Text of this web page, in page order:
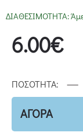
ΔΙΑΘΕΣΙΜΟΤΗΤΑ:
6.00€
ΠΟΣΟΤΗΤΑ:
ΑΓΟΡΑ